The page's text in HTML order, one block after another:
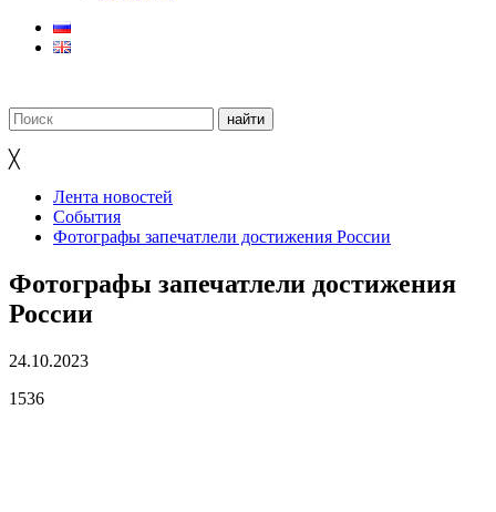
╳
Лента новостей
События
Фотографы запечатлели достижения России
Фотографы запечатлели достижения
России
24.10.2023
1536